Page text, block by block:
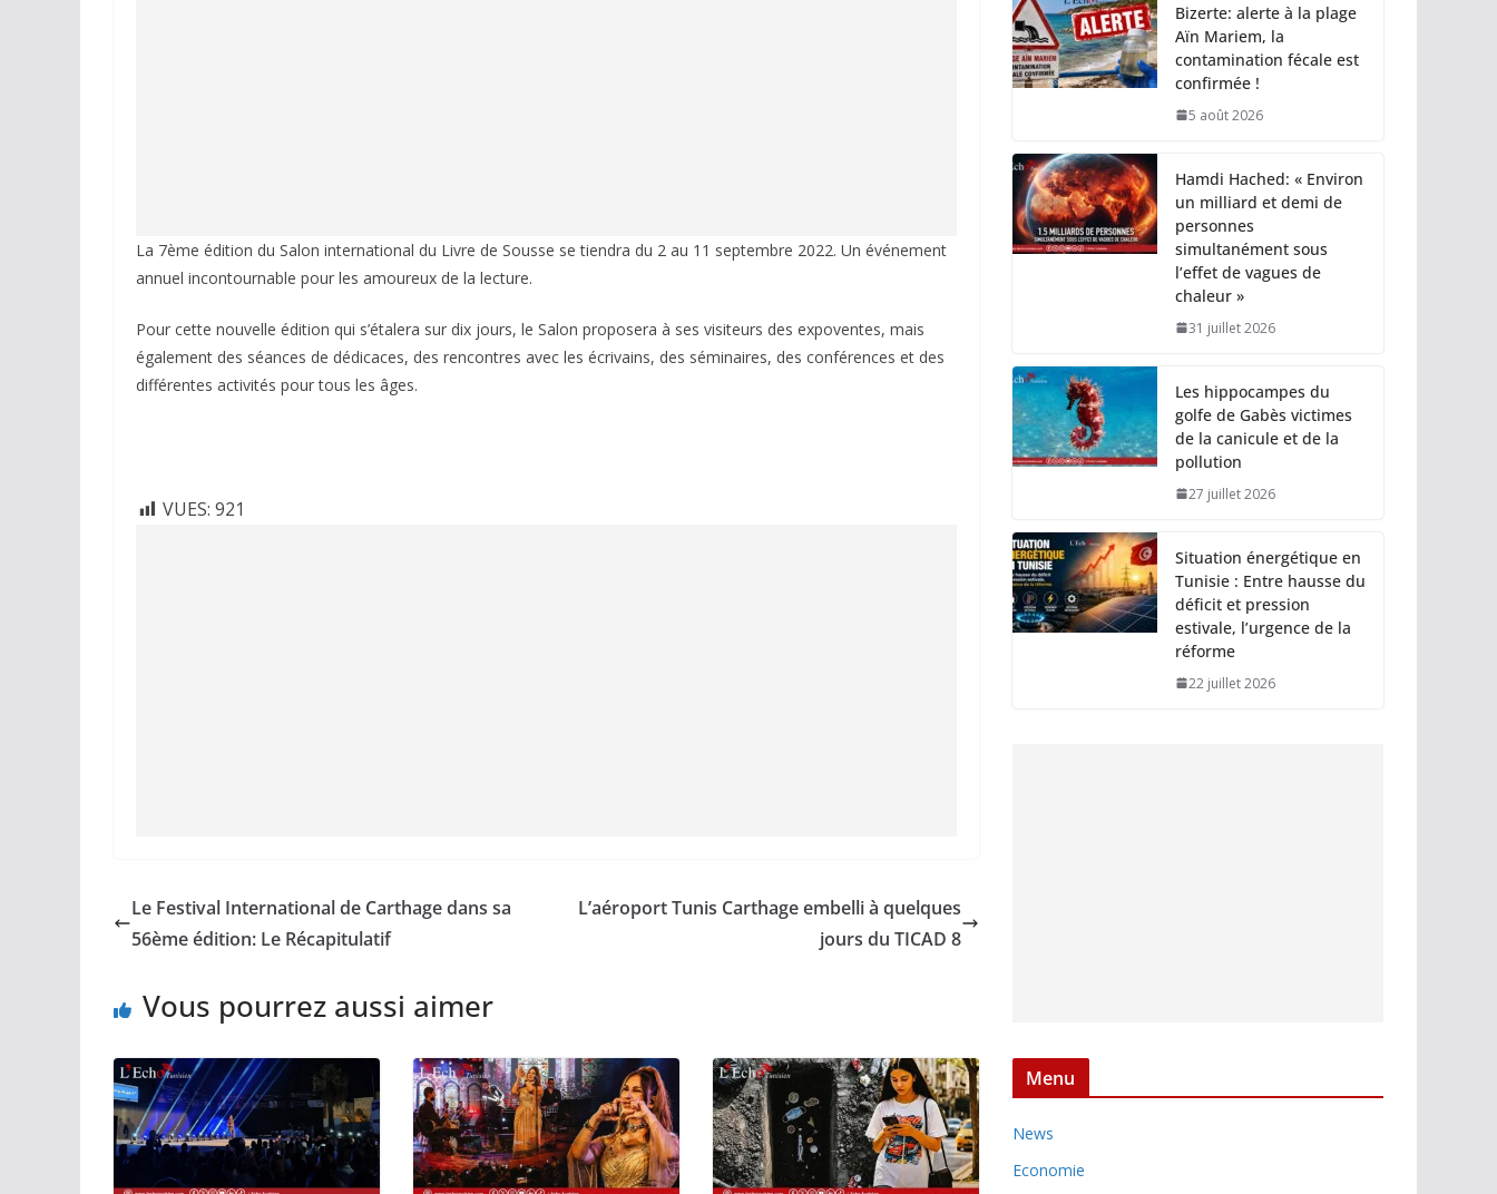
La 7ème édition du Salon international du Livre de Sousse se tiendra du 2 au 11 septembre 2022. Un événement
annuel incontournable pour les amoureux de la lecture.
Pour cette nouvelle édition qui s’étalera sur dix jours, le Salon proposera à ses visiteurs des expoventes, mais
également des séances de dédicaces, des rencontres avec les écrivains, des séminaires, des conférences et des
différentes activités pour tous les âges.
VUES: 921
Le Festival International de Carthage dans sa
56ème édition: Le Récapitulatif
L’aéroport Tunis Carthage embelli à quelques
jours du TICAD 8
Vous pourrez aussi aimer
Bizerte: alerte à la plage
Aïn Mariem, la
contamination fécale est
confirmée !
5 août 2026
Hamdi Hached: « Environ
un milliard et demi de
personnes
simultanément sous
l’effet de vagues de
chaleur »
31 juillet 2026
Les hippocampes du
golfe de Gabès victimes
de la canicule et de la
pollution
27 juillet 2026
Situation énergétique en
Tunisie : Entre hausse du
déficit et pression
estivale, l’urgence de la
réforme
22 juillet 2026
Menu
News
Economie